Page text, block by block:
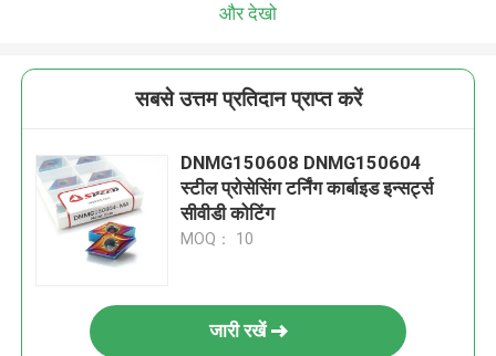
और देखो
सबसे उत्तम प्रतिदान प्राप्त करें
DNMG150608 DNMG150604
स्टील प्रोसेसिंग टर्निंग कार्बाइड इन्सर्ट्स
सीवीडी कोटिंग
MOQ： 10
जारी रखें